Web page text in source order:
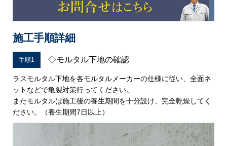
施工手順詳細
手順1 ◇モルタル下地の確認
ラスモルタル下地を各モルタルメーカーの仕様に従い、全面ネ
ットなどで亀裂対策行ってください。
またモルタルは施工後の養生期間を十分設け、完全乾燥してく
ださい。（養生期間7日以上）